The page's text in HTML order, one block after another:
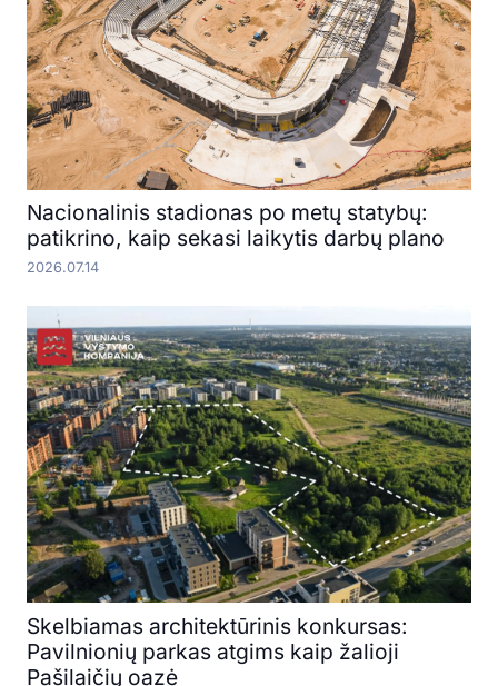
Nacionalinis stadionas po metų statybų:
patikrino, kaip sekasi laikytis darbų plano
2026.07.14
Skelbiamas architektūrinis konkursas:
Pavilnionių parkas atgims kaip žalioji
Pašilaičių oazė